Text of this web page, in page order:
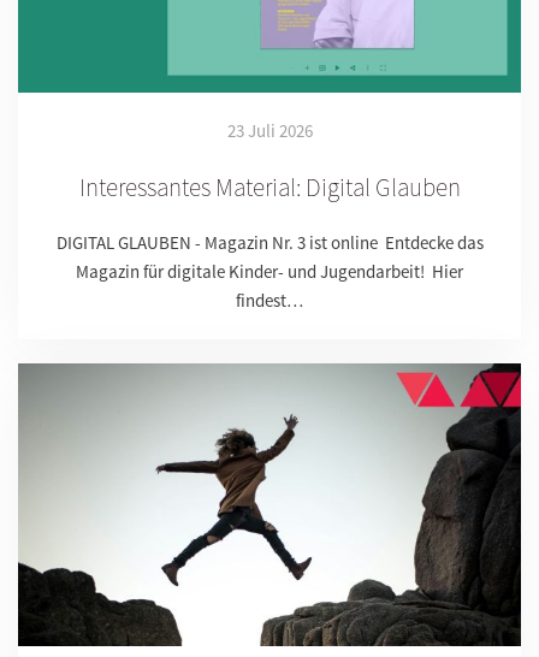
23 Juli 2026
Interessantes Material: Digital Glauben
DIGITAL GLAUBEN - Magazin Nr. 3 ist online Entdecke das
Magazin für digitale Kinder- und Jugendarbeit! Hier
findest…